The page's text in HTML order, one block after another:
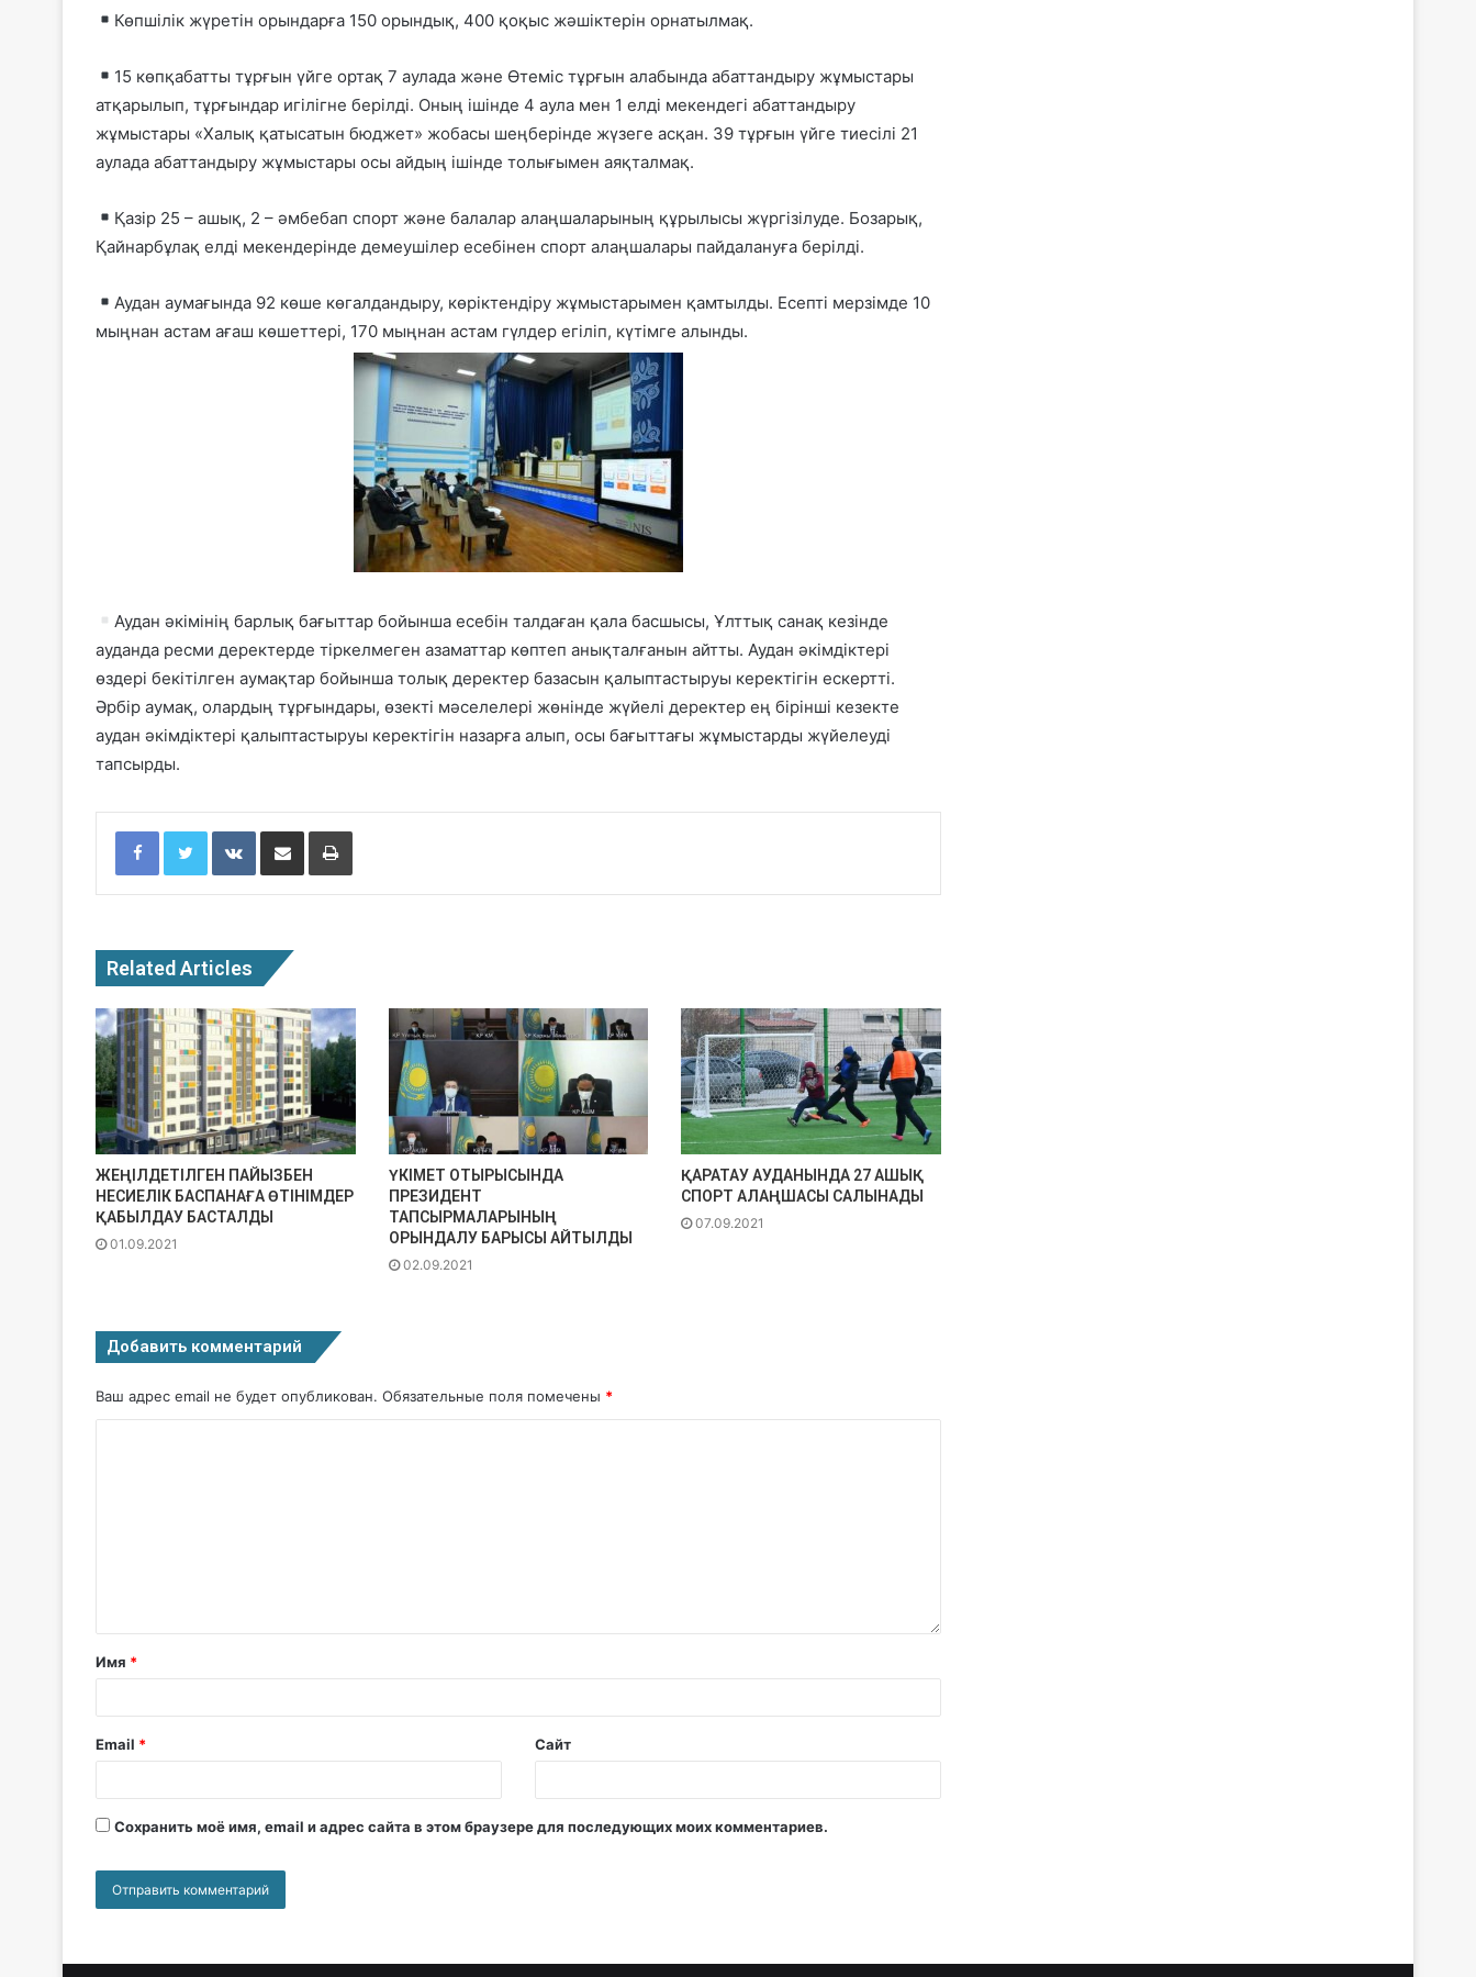
Көпшілік жүретін орындарға 150 орындық, 400 қоқыс жәшіктерін орнатылмақ.
15 көпқабатты тұрғын үйге ортақ 7 аулада және Өтеміс тұрғын алабында абаттандыру жұмыстары
атқарылып, тұрғындар игілігне берілді. Оның ішінде 4 аула мен 1 елді мекендегі абаттандыру
жұмыстары «Халық қатысатын бюджет» жобасы шеңберінде жүзеге асқан. 39 тұрғын үйге тиесілі 21
аулада абаттандыру жұмыстары осы айдың ішінде толығымен аяқталмақ.
Қазір 25 – ашық, 2 – әмбебап спорт және балалар алаңшаларының құрылысы жүргізілуде. Бозарық,
Қайнарбұлақ елді мекендерінде демеушілер есебінен спорт алаңшалары пайдалануға берілді.
Аудан аумағында 92 көше көгалдандыру, көріктендіру жұмыстарымен қамтылды. Есепті мерзімде 10
мыңнан астам ағаш көшеттері, 170 мыңнан астам гүлдер егіліп, күтімге алынды.
Аудан әкімінің барлық бағыттар бойынша есебін талдаған қала басшысы, Ұлттық санақ кезінде
ауданда ресми деректерде тіркелмеген азаматтар көптеп анықталғанын айтты. Аудан әкімдіктері
өздері бекітілген аумақтар бойынша толық деректер базасын қалыптастыруы керектігін ескертті.
Әрбір аумақ, олардың тұрғындары, өзекті мәселелері жөнінде жүйелі деректер ең бірінші кезекте
аудан әкімдіктері қалыптастыруы керектігін назарға алып, осы бағыттағы жұмыстарды жүйелеуді
тапсырды.
Facebook Twitter VKontakte
Related Articles
ЖЕҢІЛДЕТІЛГЕН ПАЙЫЗБЕН
НЕСИЕЛІК БАСПАНАҒА ӨТІНІМДЕР
ҚАБЫЛДАУ БАСТАЛДЫ
01.09.2021
ҮКІМЕТ ОТЫРЫСЫНДА
ПРЕЗИДЕНТ
ТАПСЫРМАЛАРЫНЫҢ
ОРЫНДАЛУ БАРЫСЫ АЙТЫЛДЫ
02.09.2021
ҚАРАТАУ АУДАНЫНДА 27 АШЫҚ
СПОРТ АЛАҢШАСЫ САЛЫНАДЫ
07.09.2021
Добавить комментарий
Ваш адрес email не будет опубликован. Обязательные поля помечены *
Имя *
Email * Сайт
Сохранить моё имя, email и адрес сайта в этом браузере для последующих моих комментариев.